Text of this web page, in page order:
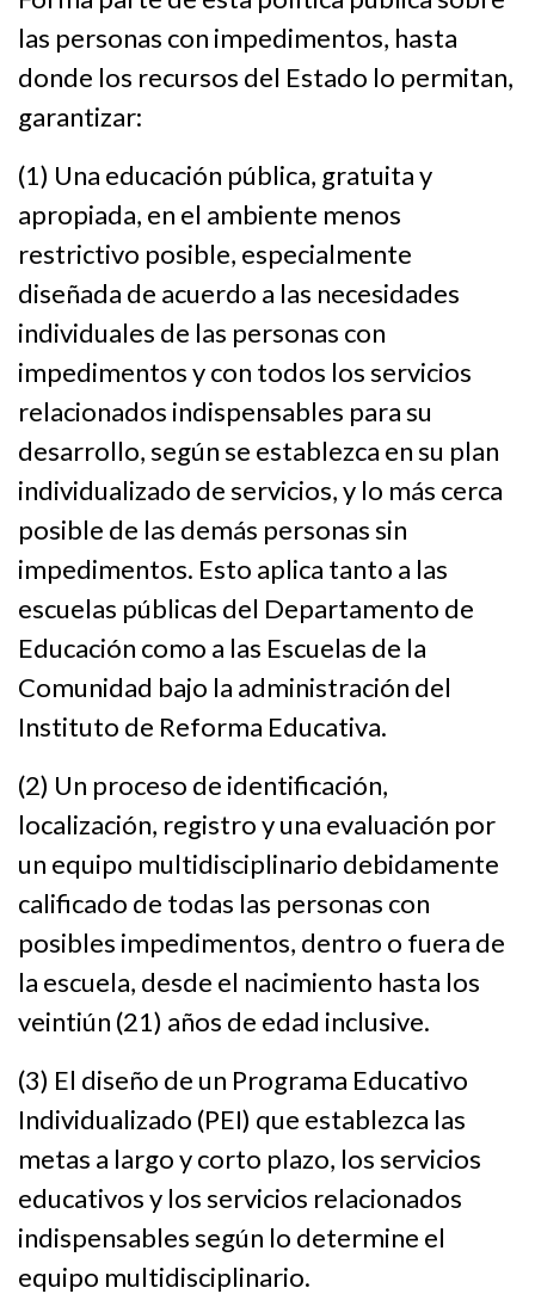
las personas con impedimentos, hasta
donde los recursos del Estado lo permitan,
garantizar:
(1) Una educación pública, gratuita y
apropiada, en el ambiente menos
restrictivo posible, especialmente
diseñada de acuerdo a las necesidades
individuales de las personas con
impedimentos y con todos los servicios
relacionados indispensables para su
desarrollo, según se establezca en su plan
individualizado de servicios, y lo más cerca
posible de las demás personas sin
impedimentos. Esto aplica tanto a las
escuelas públicas del Departamento de
Educación como a las Escuelas de la
Comunidad bajo la administración del
Instituto de Reforma Educativa.
(2) Un proceso de identificación,
localización, registro y una evaluación por
un equipo multidisciplinario debidamente
calificado de todas las personas con
posibles impedimentos, dentro o fuera de
la escuela, desde el nacimiento hasta los
veintiún (21) años de edad inclusive.
(3) El diseño de un Programa Educativo
Individualizado (PEI) que establezca las
metas a largo y corto plazo, los servicios
educativos y los servicios relacionados
indispensables según lo determine el
equipo multidisciplinario.